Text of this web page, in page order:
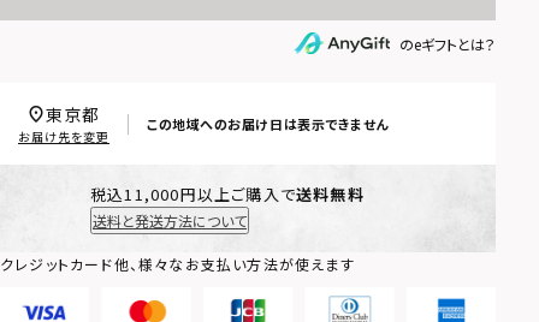
のeギフトとは？
この地域へのお届け日は表示できません
東京都
お届け先を変更
税込11,000円以上ご購入で送料無料
送料と発送方法について
クレジットカード他、様々なお支払い方法が使えます